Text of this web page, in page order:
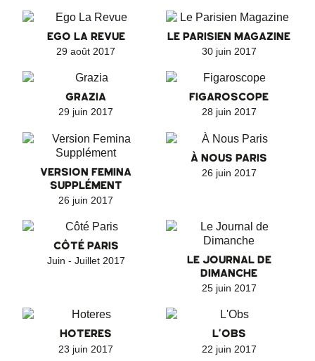
EGO LA REVUE
29 août 2017
LE PARISIEN MAGAZINE
30 juin 2017
GRAZIA
29 juin 2017
FIGAROSCOPE
28 juin 2017
VERSION FEMINA
SUPPLÉMENT
26 juin 2017
À NOUS PARIS
26 juin 2017
CÔTÉ PARIS
Juin - Juillet 2017
LE JOURNAL DE
DIMANCHE
25 juin 2017
HOTERES
23 juin 2017
L'OBS
22 juin 2017